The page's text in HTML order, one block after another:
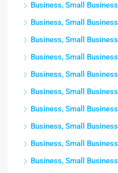
Business, Small Business
Business, Small Business
Business, Small Business
Business, Small Business
Business, Small Business
Business, Small Business
Business, Small Business
Business, Small Business
Business, Small Business
Business, Small Business